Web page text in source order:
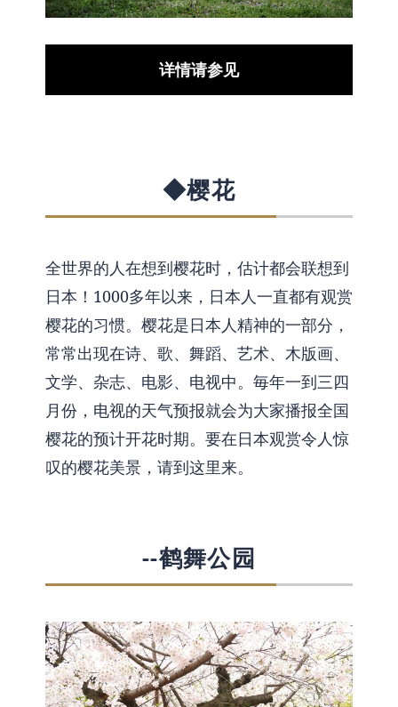
详情请参见
◆樱花
全世界的人在想到樱花时，估计都会联想到
日本！1000多年以来，日本人一直都有观赏
樱花的习惯。樱花是日本人精神的一部分，
常常出现在诗、歌、舞蹈、艺术、木版画、
文学、杂志、电影、电视中。毎年一到三四
月份，电视的天气预报就会为大家播报全国
樱花的预计开花时期。要在日本观赏令人惊
叹的樱花美景，请到这里来。
--鹤舞公园